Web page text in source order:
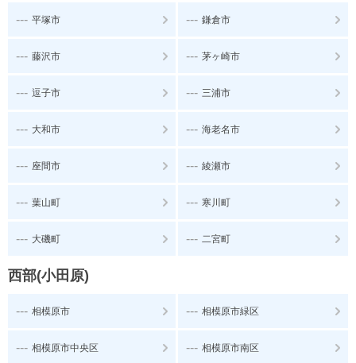
--- 平塚市 --- 鎌倉市
--- 藤沢市 --- 茅ヶ崎市
--- 逗子市 --- 三浦市
--- 大和市 --- 海老名市
--- 座間市 --- 綾瀬市
--- 葉山町 --- 寒川町
--- 大磯町 --- 二宮町
西部(小田原)
--- 相模原市 --- 相模原市緑区
--- 相模原市中央区 --- 相模原市南区